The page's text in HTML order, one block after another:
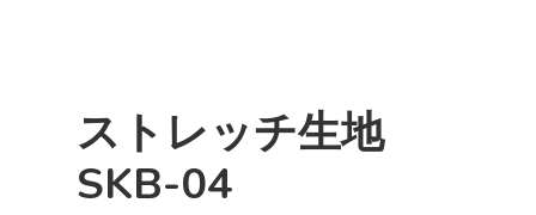
ストレッチ生地
SKB-04